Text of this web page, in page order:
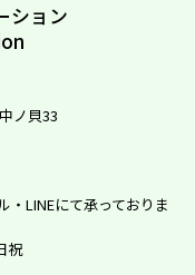
ション
ノ貝33
LINEにて承っておりま
祝